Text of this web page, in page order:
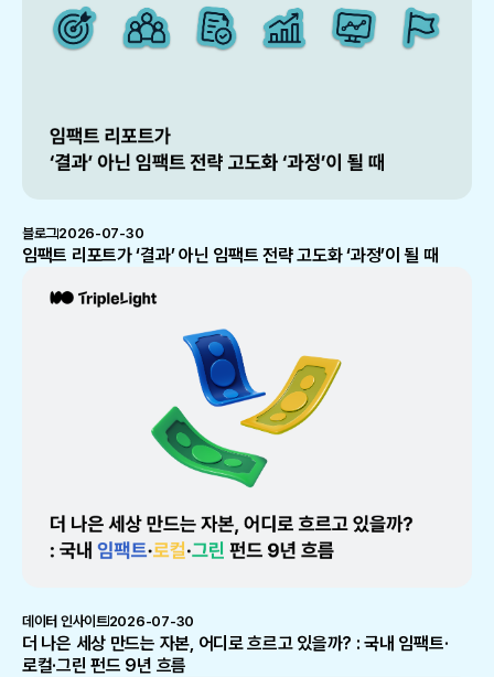
블로그2026-07-30
임팩트 리포트가 ‘결과’ 아닌 임팩트 전략 고도화 ‘과정’이 될 때
데이터 인사이트2026-07-30
더 나은 세상 만드는 자본, 어디로 흐르고 있을까? : 국내 임팩트·
로컬·그린 펀드 9년 흐름